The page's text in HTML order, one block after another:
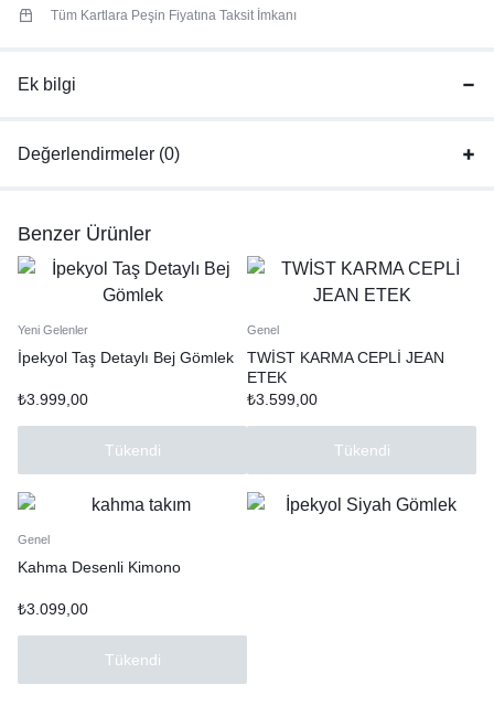
Tüm Kartlara Peşin Fiyatına Taksit İmkanı
Ek bilgi
Değerlendirmeler (0)
Benzer Ürünler
Yeni Gelenler
İpekyol Taş Detaylı Bej Gömlek
₺3.999,00
Tükendi
Genel
TWİST KARMA CEPLİ JEAN
ETEK
₺3.599,00
Tükendi
Genel
Kahma Desenli Kimono
₺3.099,00
Tükendi